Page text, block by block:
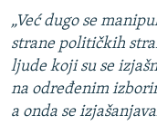
„Već dugo se
strane političkih
ljude koji su se
na određenim
a onda se